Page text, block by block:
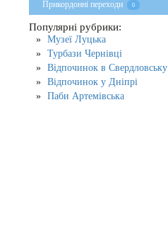
Прикордонні переходи 0
Популярні рубрики:
Музеї Луцька
Турбази Чернівці
Відпочинок в Свердловську
Відпочинок у Дніпрі
Паби Артемівська